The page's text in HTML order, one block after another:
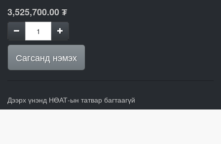
3,525,700.00₮
Сагсанд нэмэх
Дээрх үнэнд НӨАТ-ын татвар багтаагүй